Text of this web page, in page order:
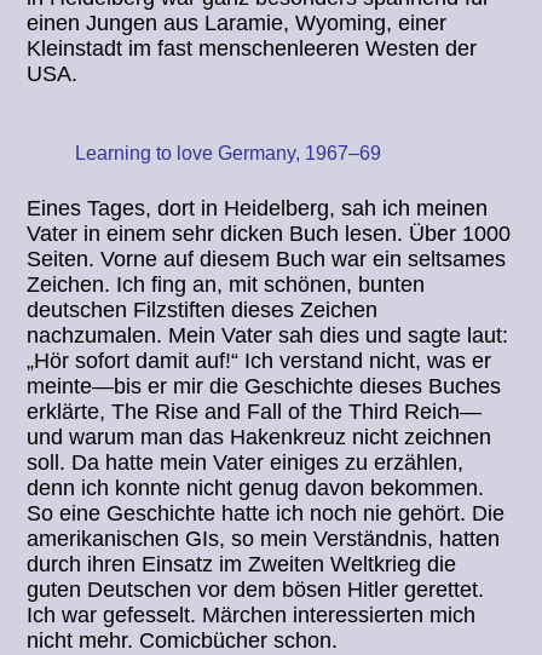
einen Jungen aus Laramie, Wyoming, einer
Kleinstadt im fast menschenleeren Westen der
USA.
Learning to love Germany, 1967–69
Eines Tages, dort in Heidelberg, sah ich meinen
Vater in einem sehr dicken Buch lesen. Über 1000
Seiten. Vorne auf diesem Buch war ein seltsames
Zeichen. Ich fing an, mit schönen, bunten
deutschen Filzstiften dieses Zeichen
nachzumalen. Mein Vater sah dies und sagte laut:
„Hör sofort damit auf!“ Ich verstand nicht, was er
meinte—bis er mir die Geschichte dieses Buches
erklärte, The Rise and Fall of the Third Reich—
und warum man das Hakenkreuz nicht zeichnen
soll. Da hatte mein Vater einiges zu erzählen,
denn ich konnte nicht genug davon bekommen.
So eine Geschichte hatte ich noch nie gehört. Die
amerikanischen GIs, so mein Verständnis, hatten
durch ihren Einsatz im Zweiten Weltkrieg die
guten Deutschen vor dem bösen Hitler gerettet.
Ich war gefesselt. Märchen interessierten mich
nicht mehr. Comicbücher schon.